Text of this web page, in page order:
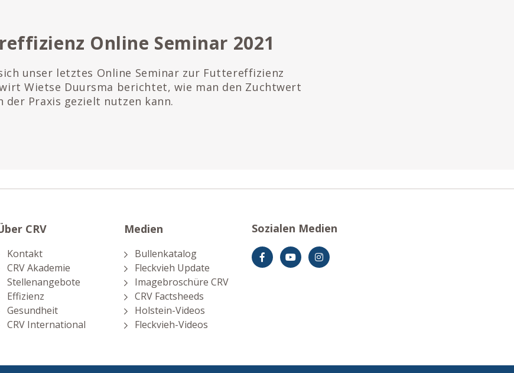
Online Seminar 2021
unser letztes Online Seminar zur Futtereffizienz
Wietse Duursma berichtet, wie man den Zuchtwert
Praxis gezielt nutzen kann.
CRV
Kontakt
CRV Akademie
Stellenangebote
Effizienz
Gesundheit
CRV International
Medien
Bullenkatalog
Fleckvieh Update
Imagebroschüre CRV
CRV Factsheeds
Holstein-Videos
Fleckvieh-Videos
Sozialen Medien